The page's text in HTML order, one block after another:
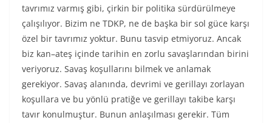
tavrımız varmış gibi, çirkin bir politika sürdürülmeye
çalışılıyor. Bizim ne TDKP, ne de başka bir sol güce karşı
özel bir tavrımız yoktur. Bunu tasvip etmiyoruz. Ancak
biz kan–ateş içinde tarihin en zorlu savaşlarından birini
veriyoruz. Savaş koşullarını bilmek ve anlamak
gerekiyor. Savaş alanında, devrimi ve gerillayı zorlayan
koşullara ve bu yönlü pratiğe ve gerillayı takibe karşı
tavır konulmuştur. Bunun anlaşılması gerekir. Tüm